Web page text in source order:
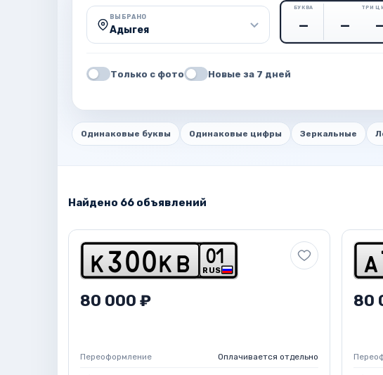
ВЫБРАНО
Адыгея
БУКВА ТРИ
Только с фото Новые за 7 дней
Одинаковые буквы Одинаковые цифры Зеркальные
Найдено 66 объявлений
k 3 0 0 k b RUS
01
80 000 ₽
Переоформление Оплачивается отдельно
a
80